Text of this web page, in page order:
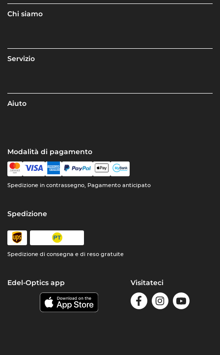
Chi siamo
Servizio
Aiuto
Modalità di pagamento
Spedizione in contrassegno, Pagamento anticipato
Spedizione
Spedizione di consegna e di reso gratuite
Edel-Optics app Visitateci